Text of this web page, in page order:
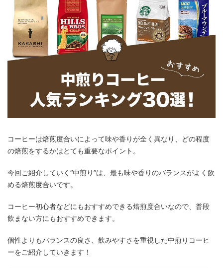
コーヒーは焙煎度合いによって味や香りが全く異なり、どの程度
の焙煎をするかはとても重要なポイント。
今回ご紹介していく“中煎り”は、最も味や香りのバランスがよく飲
める焙煎度合いです。
コーヒー初心者などにもおすすめできる焙煎度合いなので、普段
飲まない方にもおすすめできます。
個性よりもバランスの良さ、飲みやすさを重視した中煎りコーヒ
ーをご紹介していきます！